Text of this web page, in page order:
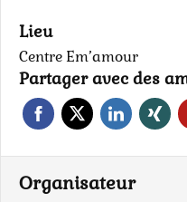
Lieu
Centre Em’amour
Partager avec des
Organisateur